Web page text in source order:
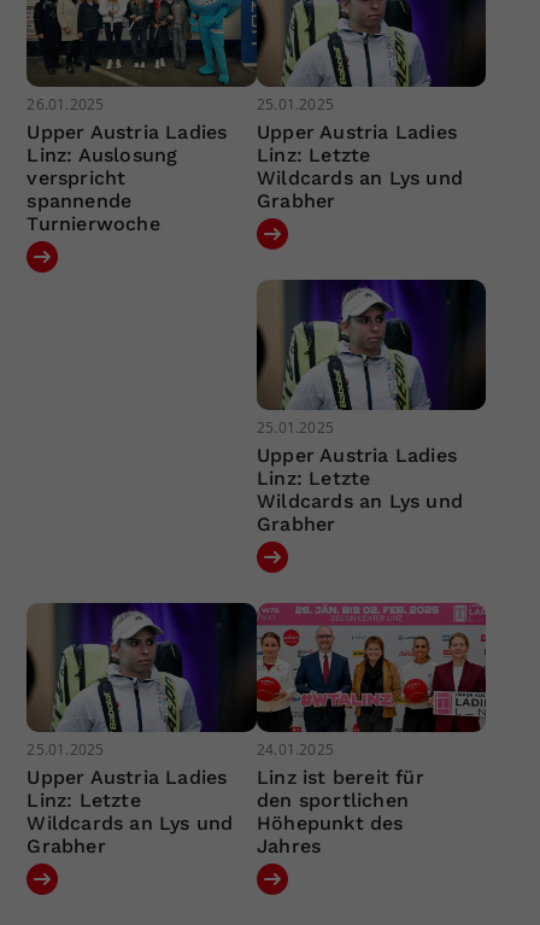
26.01.2025
Upper Austria Ladies
Linz: Auslosung
verspricht
spannende
Turnierwoche
25.01.2025
Upper Austria Ladies
Linz: Letzte
Wildcards an Lys und
Grabher
25.01.2025
Upper Austria Ladies
Linz: Letzte
Wildcards an Lys und
Grabher
25.01.2025
Upper Austria Ladies
Linz: Letzte
Wildcards an Lys und
Grabher
24.01.2025
Linz ist bereit für
den sportlichen
Höhepunkt des
Jahres